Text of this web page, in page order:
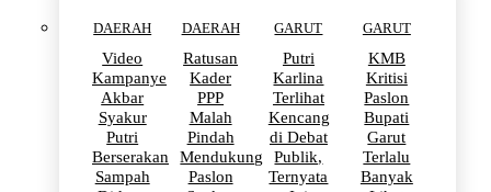
DAERAH
Video
Kampanye
Akbar
Syakur
Putri
Berserakan
Sampah
DAERAH
Ratusan
Kader
PPP
Malah
Pindah
Mendukung
Paslon
GARUT
Putri
Karlina
Terlihat
Kencang
di Debat
Publik,
Ternyata
GARUT
KMB
Kritisi
Paslon
Bupati
Garut
Terlalu
Banyak